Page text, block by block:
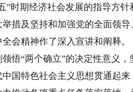
”时期经济社会发展的指导方
措及坚持和加强党的全面领
会精神作了深入宣讲和阐释。
“两个确立”的决定性意义，
国特色社会主义思想贯通起